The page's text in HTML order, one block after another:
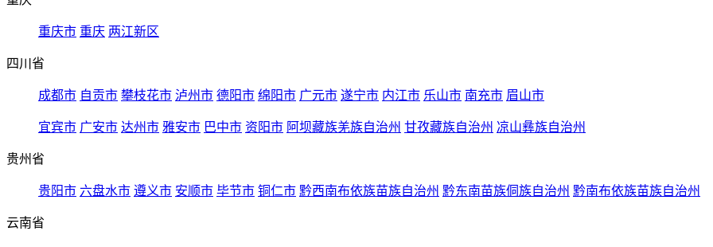
重庆市 重庆 两江新区
四川省
成都市 自贡市 攀枝花市 泸州市 德阳市 绵阳市 广元市 遂宁市 内江市 乐山市 南充市 眉山市
宜宾市 广安市 达州市 雅安市 巴中市 资阳市 阿坝藏族羌族自治州 甘孜藏族自治州 凉山彝族自治州
贵州省
贵阳市 六盘水市 遵义市 安顺市 毕节市 铜仁市 黔西南布依族苗族自治州 黔东南苗族侗族自治州 黔南布依族苗族自治州
云南省